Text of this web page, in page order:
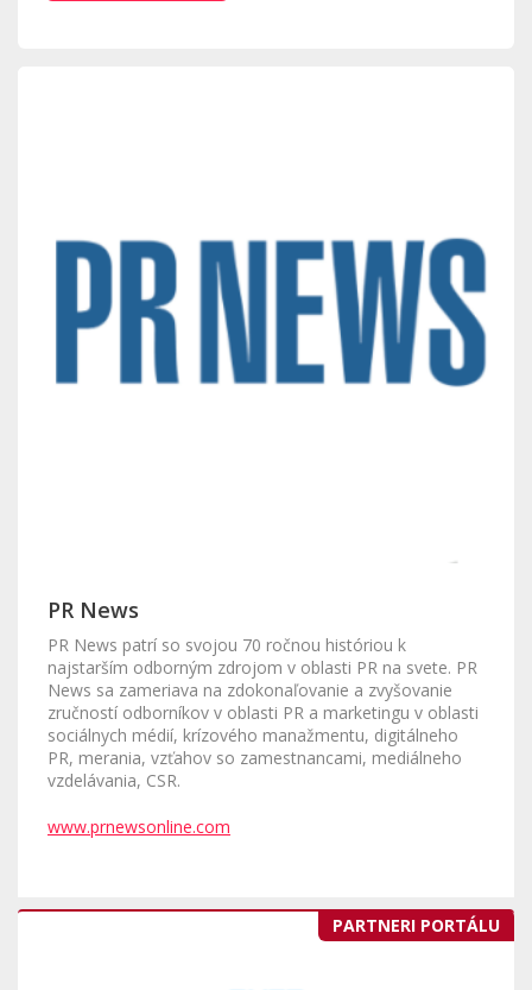
PR News
PR News patrí so svojou 70 ročnou históriou k
najstarším odborným zdrojom v oblasti PR na svete. PR
News sa zameriava na zdokonaľovanie a zvyšovanie
zručností odborníkov v oblasti PR a marketingu v oblasti
sociálnych médií, krízového manažmentu, digitálneho
PR, merania, vzťahov so zamestnancami, mediálneho
vzdelávania, CSR.
www.prnewsonline.com
PARTNERI PORTÁLU